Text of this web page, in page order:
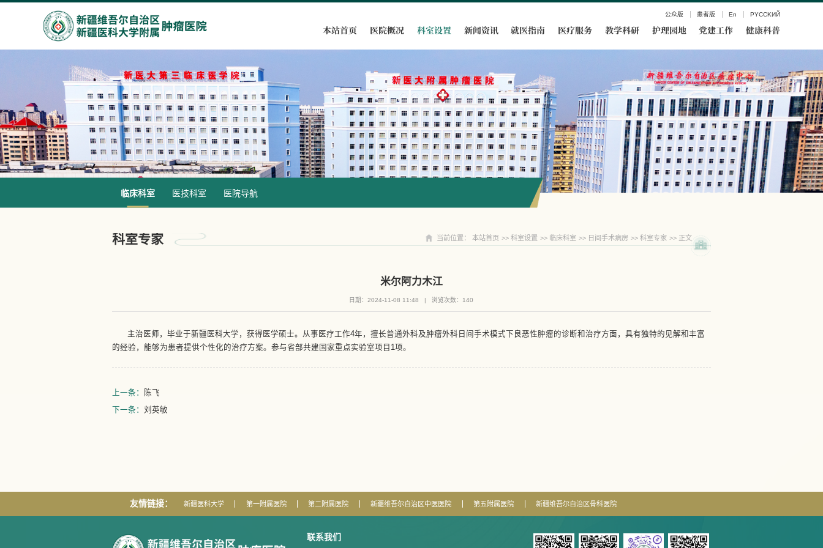
公众版 患者版 En PYCCKИЙ
本站首页 医院概况 科室设置 新闻资讯 就医指南 医疗服务 教学科研 护理园地 党建工作 健康科普
科室设置
临床科室 医技科室 医院导航
科室专家 当前位置： 本站首页 >> 科室设置 >> 临床科室 >> 日间手术病房 >> 科室专家 >> 正文
米尔阿力木江
日期：2024-11-08 11:48 | 浏览次数： 140
主治医师，毕业于新疆医科大学，获得医学硕士。从事医疗工作4年，擅长普通外科及肿瘤外科日间手术模式下良恶性肿瘤的诊断和治疗方面，具有独特的见解和丰富
的经验，能够为患者提供个性化的治疗方案。参与省部共建国家重点实验室项目1项。
上一条： 陈飞
下一条： 刘英敏
友情链接： 新疆医科大学 第一附属医院 第二附属医院 新疆维吾尔自治区中医医院 第五附属医院 新疆维吾尔自治区骨科医院
联系我们